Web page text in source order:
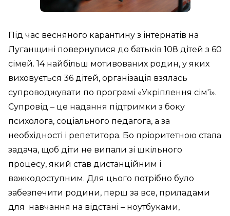
Під час весняного карантину з інтернатів на
Луганщині повернулися до батьків 108 дітей з 60
сімей. 14 найбільш мотивованих родин, у яких
виховується 36 дітей, організація взялась
супроводжувати по програмі «Укріплення сім'ї».
Супровід – це надання підтримки з боку
психолога, соціального педагога, а за
необхідності і репетитора. Бо пріоритетною стала
задача, щоб діти не випали зі шкільного
процесу, який став дистанційним і
важкодоступним. Для цього потрібно було
забезпечити родини, перш за все, приладами
для навчання на відстані – ноутбуками,